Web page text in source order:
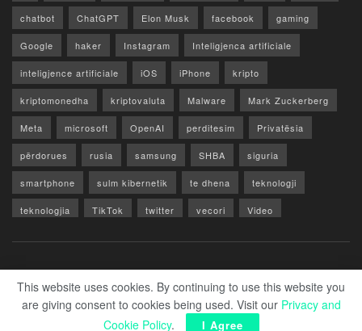
chatbot ChatGPT Elon Musk facebook gaming
Google haker Instagram Inteligjenca artificiale
inteligjence artificiale iOS iPhone kripto
kriptomonedha kriptovaluta Malware Mark Zuckerberg
Meta microsoft OpenAI perditesim Privatësia
përdorues rusia samsung SHBA siguria
smartphone sulm kibernetik te dhena teknologji
teknologjia TikTok twitter vecori Video
© 2026 Zero1.al - Part of techzero1.com
This website uses cookies. By continuing to use this website you
are giving consent to cookies being used. Visit our Privacy and
Cookie Policy. I Agree